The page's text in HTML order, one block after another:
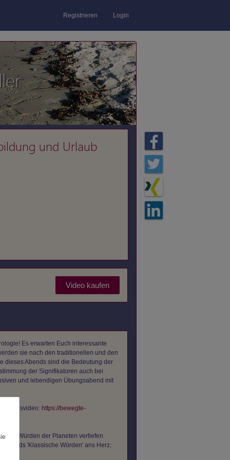
Registrieren Login
und Urlaub
Video kaufen
Es erwarten Euch interessante
sie nach den traditionellen und den
dieses Abends sind die Bedeutung der
der Signifikatoren auch bei
und lebendigen Übungsabend mit
https://bewegte-
Würden der Planeten vertiefen
'Klassische Würden' ans Herz: